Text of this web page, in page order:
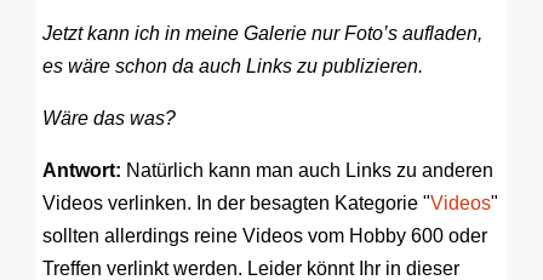
Jetzt kann ich in meine Galerie nur Foto’s aufladen,
es wäre schon da auch Links zu publizieren.
Wäre das was?
Antwort: Natürlich kann man auch Links zu anderen
Videos verlinken. In der besagten Kategorie "Videos"
sollten allerdings reine Videos vom Hobby 600 oder
Treffen verlinkt werden. Leider könnt Ihr in dieser